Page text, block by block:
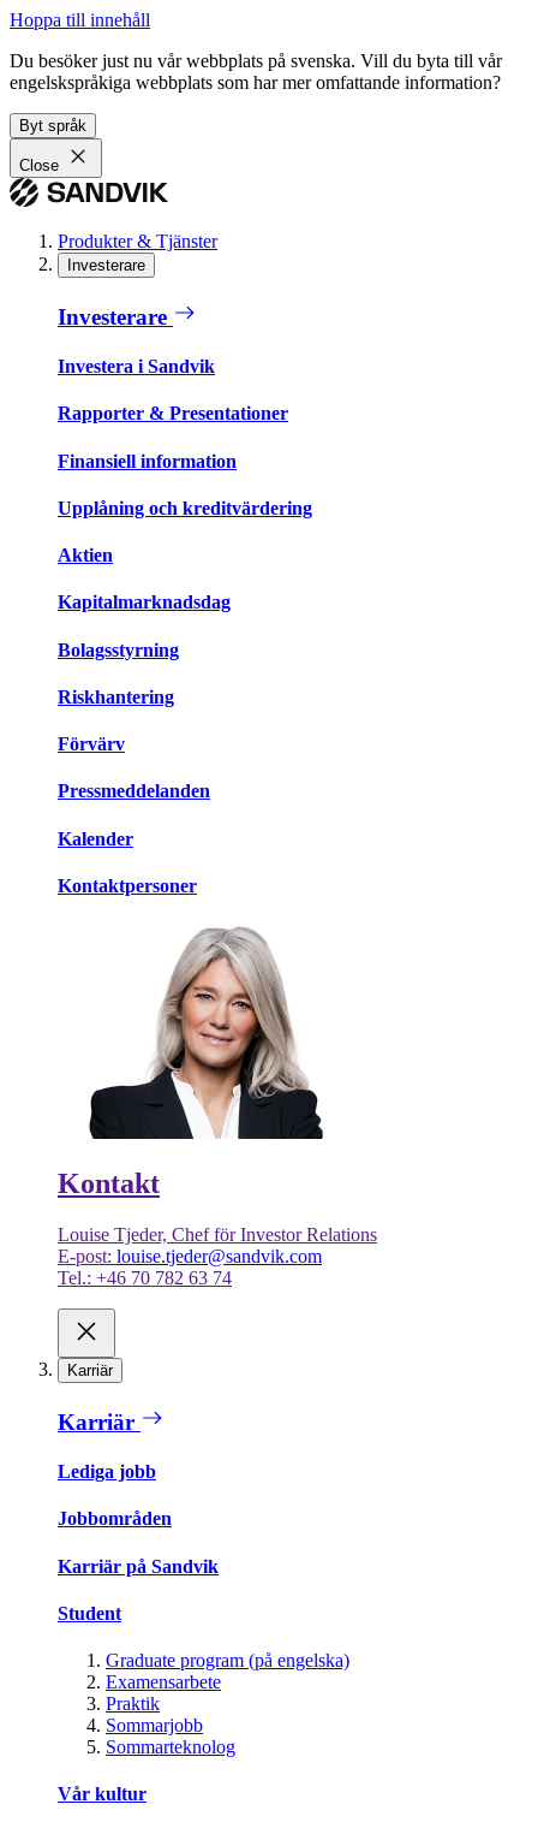
Hoppa till innehåll
Du besöker just nu vår webbplats på svenska. Vill du byta till vår
engelskspråkiga webbplats som har mer omfattande information?
Byt språk
Close
Produkter & Tjänster
Investerare
Investerare
Investera i Sandvik
Rapporter & Presentationer
Finansiell information
Upplåning och kreditvärdering
Aktien
Kapitalmarknadsdag
Bolagsstyrning
Riskhantering
Förvärv
Pressmeddelanden
Kalender
Kontaktpersoner
Kontakt
Louise Tjeder, Chef för Investor Relations
E-post: louise.tjeder@sandvik.com
Tel.: +46 70 782 63 74
Karriär
Karriär
Lediga jobb
Jobbområden
Karriär på Sandvik
Student
Graduate program (på engelska)
Examensarbete
Praktik
Sommarjobb
Sommarteknolog
Vår kultur